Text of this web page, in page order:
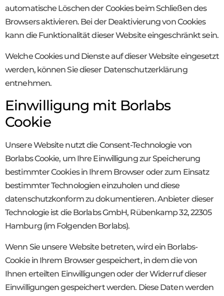
automatische Löschen der Cookies beim Schließen des
Browsers aktivieren. Bei der Deaktivierung von Cookies
kann die Funktionalität dieser Website eingeschränkt sein.
Welche Cookies und Dienste auf dieser Website eingesetzt
werden, können Sie dieser Datenschutzerklärung
entnehmen.
Einwilligung mit Borlabs
Cookie
Unsere Website nutzt die Consent-Technologie von
Borlabs Cookie, um Ihre Einwilligung zur Speicherung
bestimmter Cookies in Ihrem Browser oder zum Einsatz
bestimmter Technologien einzuholen und diese
datenschutzkonform zu dokumentieren. Anbieter dieser
Technologie ist die Borlabs GmbH, Rübenkamp 32, 22305
Hamburg (im Folgenden Borlabs).
Wenn Sie unsere Website betreten, wird ein Borlabs-
Cookie in Ihrem Browser gespeichert, in dem die von
Ihnen erteilten Einwilligungen oder der Widerruf dieser
Einwilligungen gespeichert werden. Diese Daten werden